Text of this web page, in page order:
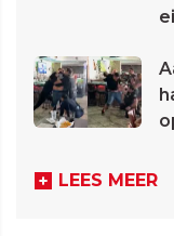
LEES MEER